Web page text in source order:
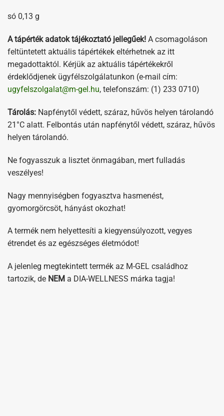
só 0,13 g
A tápérték adatok tájékoztató jellegűek! A csomagoláson
feltüntetett aktuális tápértékek eltérhetnek az itt
megadottaktól. Kérjük az aktuális tápértékekről
érdeklődjenek ügyfélszolgálatunkon (e-mail cím:
ugyfelszolgalat@m-gel.hu, telefonszám: (1) 233 0710)
Tárolás: Napfénytől védett, száraz, hűvös helyen tárolandó
21°C alatt. Felbontás után napfénytől védett, száraz, hűvös
helyen tárolandó.
Ne fogyasszuk a lisztet önmagában, mert fulladás
veszélyes!
Nagy mennyiségben fogyasztva hasmenést,
gyomorgörcsöt, hányást okozhat!
A termék nem helyettesíti a kiegyensúlyozott, vegyes
étrendet és az egészséges életmódot!
A jelenleg megtekintett termék az M-GEL családhoz
tartozik, de NEM a DIA-WELLNESS márka tagja!